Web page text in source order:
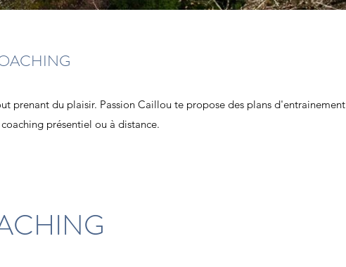
prenant du plaisir. Passion Caillou te propose des plans d'entrainement
présentiel ou à distance.